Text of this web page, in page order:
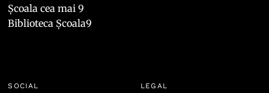
Școala cea mai 9
Biblioteca Școala9
SOCIAL LEGAL